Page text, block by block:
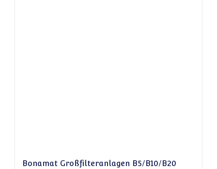
Bonamat Großfilteranlagen B5/B10/B20